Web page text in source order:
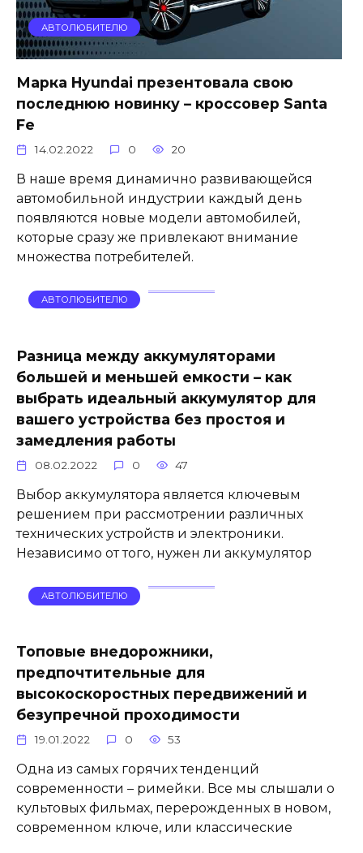
АВТОЛЮБИТЕЛЮ
Марка Hyundai презентовала свою
последнюю новинку – кроссовер Santa
Fe
14.02.2022 0 20
В наше время динамично развивающейся
автомобильной индустрии каждый день
появляются новые модели автомобилей,
которые сразу же привлекают внимание
множества потребителей.
АВТОЛЮБИТЕЛЮ
Разница между аккумуляторами
большей и меньшей емкости – как
выбрать идеальный аккумулятор для
вашего устройства без простоя и
замедления работы
08.02.2022 0 47
Выбор аккумулятора является ключевым
решением при рассмотрении различных
технических устройств и электроники.
Независимо от того, нужен ли аккумулятор
АВТОЛЮБИТЕЛЮ
Топовые внедорожники,
предпочтительные для
высокоскоростных передвижений и
безупречной проходимости
19.01.2022 0 53
Одна из самых горячих тенденций
современности – римейки. Все мы слышали о
культовых фильмах, перерожденных в новом,
современном ключе, или классические